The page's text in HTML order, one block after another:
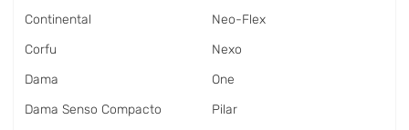
Continental
Corfu
Dama
Dama Senso Compacto
Neo-Flex
Nexo
One
Pilar